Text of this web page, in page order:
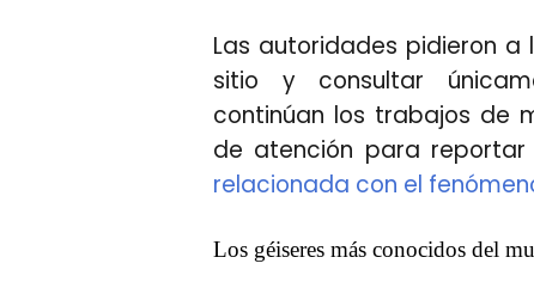
Las autoridades pidieron
sitio y consultar
continúan los trabajos de
de atención para reportar
relacionada con el
Los géiseres más conocidos del